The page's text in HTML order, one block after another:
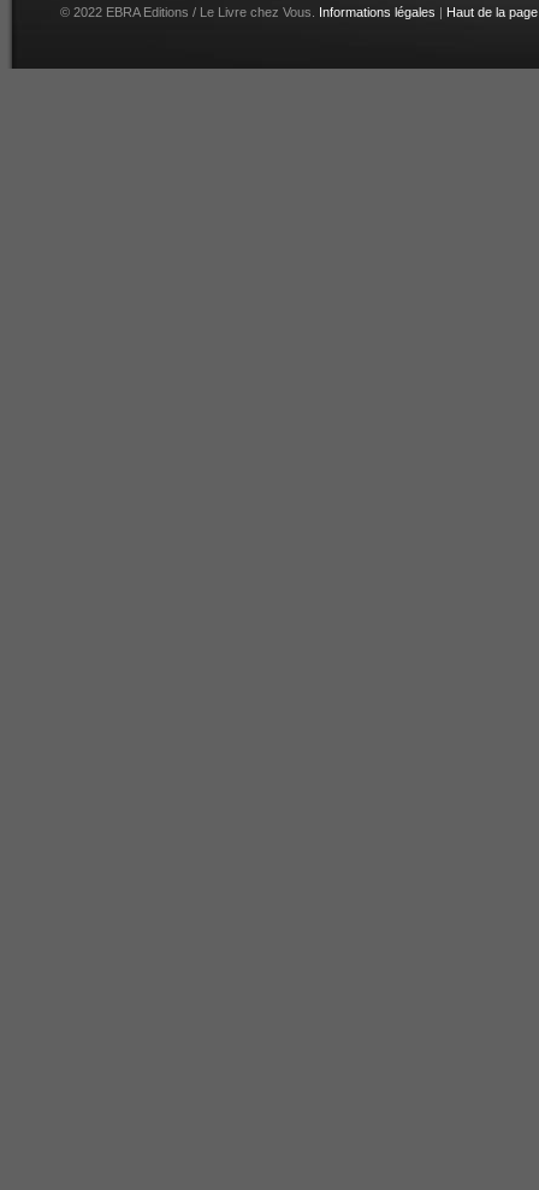
© 2022 EBRA Editions / Le Livre chez Vous. Informations légales Haut de la page